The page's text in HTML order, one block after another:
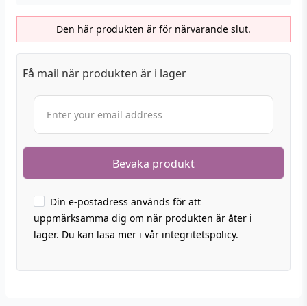
Den här produkten är för närvarande slut.
Få mail när produkten är i lager
Din e-postadress används för att
uppmärksamma dig om när produkten är åter i
lager. Du kan läsa mer i vår integritetspolicy.